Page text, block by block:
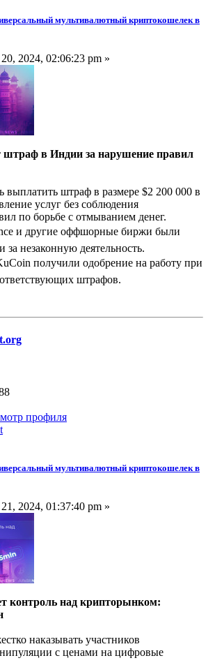
мультивалютный криптокошелек в
2024, 02:06:23 pm »
штраф в Индии за нарушение правил
выплатить штраф в размере $2 200 000 в
услуг без соблюдения
по борьбе с отмыванием денег.
и другие оффшорные биржи были
незаконную деятельность.
получили одобрение на работу при
штрафов.
мультивалютный криптокошелек в
2024, 01:37:40 pm »
контроль над крипторынком:
наказывать участников
с ценами на цифровые